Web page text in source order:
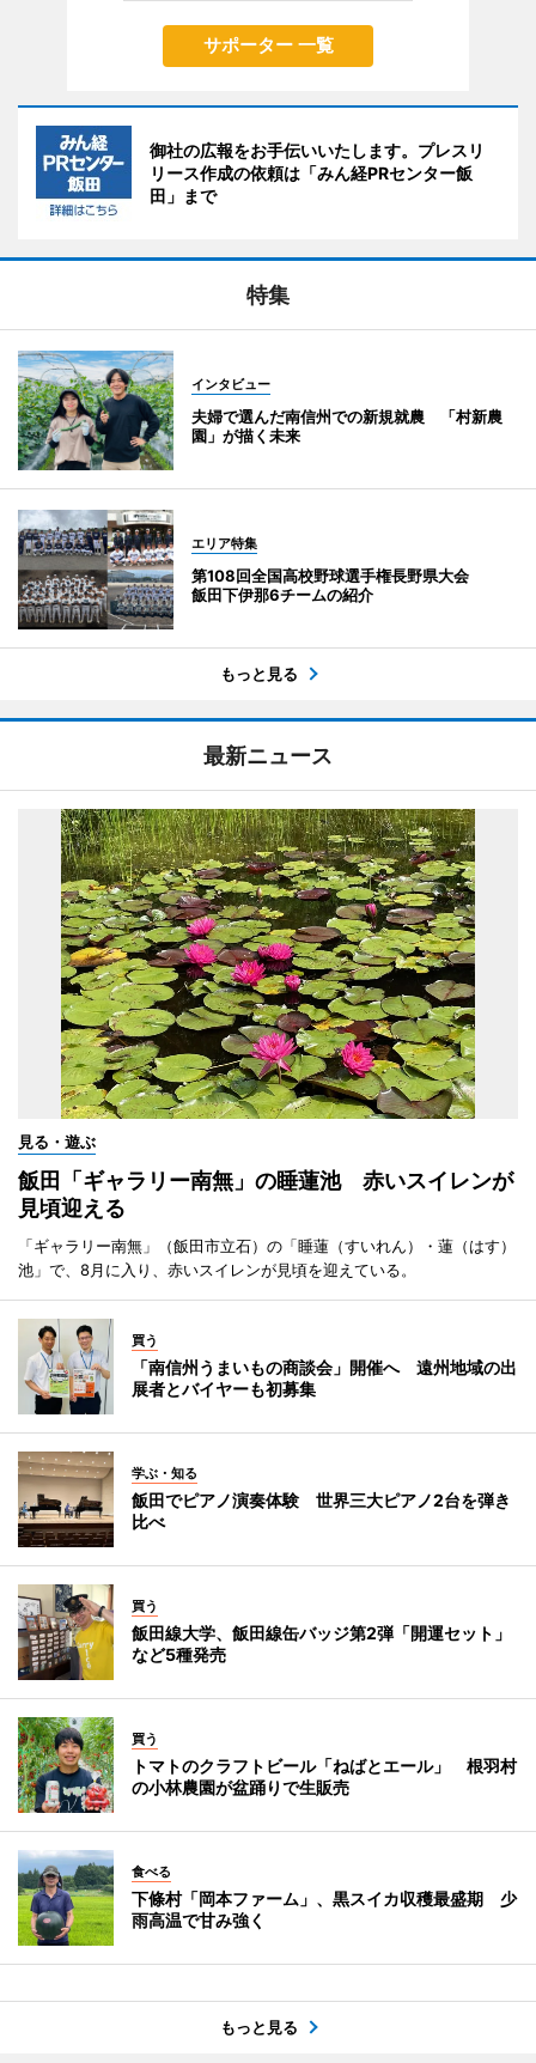
サポーター 一覧
御社の広報をお手伝いいたします。プレスリ
リース作成の依頼は「みん経PRセンター飯
田」まで
特集
インタビュー
夫婦で選んだ南信州での新規就農 「村新農
園」が描く未来
エリア特集
第108回全国高校野球選手権長野県大会
飯田下伊那6チームの紹介
もっと見る
最新ニュース
見る・遊ぶ
飯田「ギャラリー南無」の睡蓮池 赤いスイレンが
見頃迎える
「ギャラリー南無」（飯田市立石）の「睡蓮（すいれん）・蓮（はす）
池」で、8月に入り、赤いスイレンが見頃を迎えている。
買う
「南信州うまいもの商談会」開催へ 遠州地域の出
展者とバイヤーも初募集
学ぶ・知る
飯田でピアノ演奏体験 世界三大ピアノ2台を弾き
比べ
買う
飯田線大学、飯田線缶バッジ第2弾「開運セット」
など5種発売
買う
トマトのクラフトビール「ねばとエール」 根羽村
の小林農園が盆踊りで生販売
食べる
下條村「岡本ファーム」、黒スイカ収穫最盛期 少
雨高温で甘み強く
もっと見る